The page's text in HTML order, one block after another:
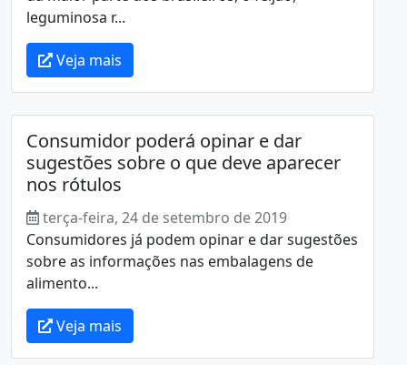
leguminosa r...
Veja mais
Consumidor poderá opinar e dar
sugestões sobre o que deve aparecer
nos rótulos
terça-feira, 24 de setembro de 2019
Consumidores já podem opinar e dar sugestões
sobre as informações nas embalagens de
alimento...
Veja mais